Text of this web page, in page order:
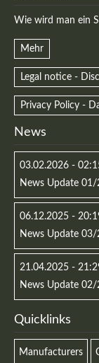
Wie wird man ein
Mehr
Legal notice -
Privacy Policy -
News
03.02.2026 -
News Update
06.12.2025 -
News Update
21.04.2025 -
News Update
Quicklinks
Manufacturers